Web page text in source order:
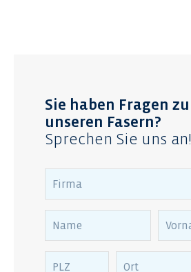
Sie haben Fragen zu
unseren Fasern?
Sprechen Sie uns an!